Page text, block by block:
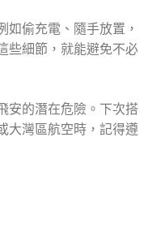
如偷充電、隨手放置，
些細節，就能避免不必
安的潛在危險。下次搭
大灣區航空時，記得遵